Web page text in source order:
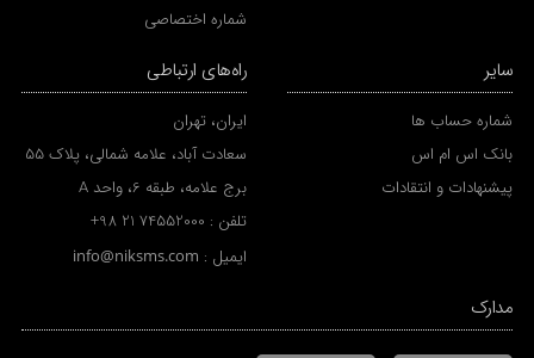
شماره اختصاصی
سایر
شماره حساب ها
بانک اس ام اس
پیشنهادات و انتقادات
راه‌های ارتباطی
ایران، تهران
سعادت آباد، علامه شمالی، پلاک 55
برج علامه، طبقه 6، واحد A
تلفن : +98 21 74552000
ایمیل : info@niksms.com
مدارک